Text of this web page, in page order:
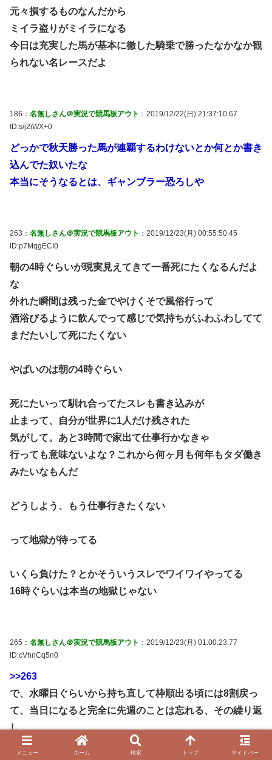
元々損するものなんだから
ミイラ盗りがミイラになる
今日は充実した馬が基本に徹した騎乗で勝ったなかなか観
られない名レースだよ
186： 名無しさん＠実況で競馬板アウト ：2019/12/22(日) 21:37:10.67
ID:s/j2iWX+0
どっかで秋天勝った馬が連覇するわけないとか何とか書き
込んでた奴いたな
本当にそうなるとは、ギャンブラー恐ろしや
263： 名無しさん＠実況で競馬板アウト ：2019/12/23(月) 00:55:50.45
ID:p7MqgECI0
朝の4時ぐらいが現実見えてきて一番死にたくなるんだよ
な
外れた瞬間は残った金でやけくそで風俗行って
酒浴びるように飲んでって感じで気持ちがふわふわしてて
まだたいして死にたくない
やばいのは朝の4時ぐらい
死にたいって馴れ合ってたスレも書き込みが
止まって、自分が世界に1人だけ残された
気がして。あと3時間で家出て仕事行かなきゃ
行っても意味ないよな？これから何ヶ月も何年もタダ働き
みたいなもんだ
どうしよう、もう仕事行きたくない
って地獄が待ってる
いくら負けた？とかそういうスレでワイワイやってる
16時ぐらいは本当の地獄じゃない
265： 名無しさん＠実況で競馬板アウト ：2019/12/23(月) 01:00:23.77
ID:cVhnCq5n0
>>263
で、水曜日ぐらいから持ち直して枠順出る頃には8割戻っ
て、当日になると完全に先週のことは忘れる、その繰り返
し
メニュー ホーム 検索 トップ サイドバー